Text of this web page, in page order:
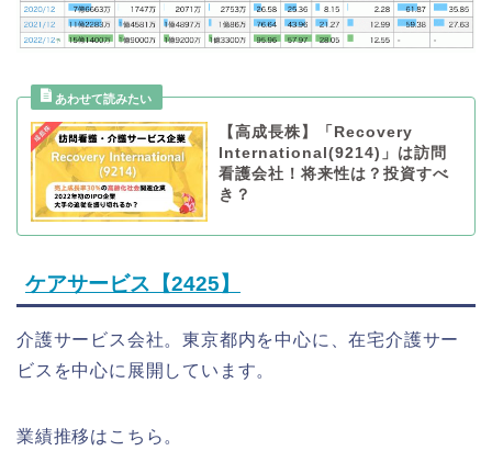
【高成長株】「Recovery
International(9214)」は訪問
看護会社！将来性は？投資すべ
き？
ケアサービス【2425】
介護サービス会社。東京都内を中心に、在宅介護サー
ビスを中心に展開しています。
業績推移はこちら。